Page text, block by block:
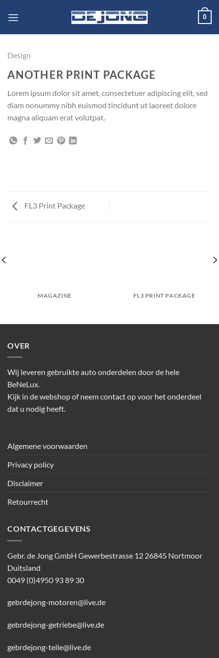
naar
0
Design
ANOTHER PRINT PACKAGE
Lorem ipsum dolor sit amet, consectetuer adipiscing elit, sed
diam nonummy nibh euismod tincidunt ut laoreet dolore
magna aliquam erat volutpat.
FL3 Print Package
MAGAZINE FL3 PRINT PACKAGE
OVER
Wij leveren gebruikte auto onderdelen door de hele
BeNeLux.
Kijk in de webshop of neem contact op voor het onderdeel
dat u nodig heeft.
Algemene voorwaarden
Privacy policy
Disclaimer
Retourrecht
CONTACTGEGEVENS
Gebr. de Jong GmbH Gewerbestrasse 12 26845 Nortmoor
Duitsland
0049 (0)4950 93 89 30
gebrdejong-motoren@live.de
gebrdejong-getriebe@live.de
gebrdejong-teile@live.de